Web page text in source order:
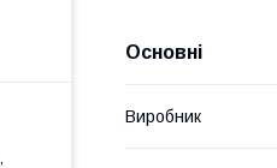
Основні
Виробник